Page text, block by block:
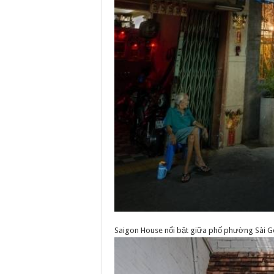
Saigon House nổi bật giữa phố phường Sài